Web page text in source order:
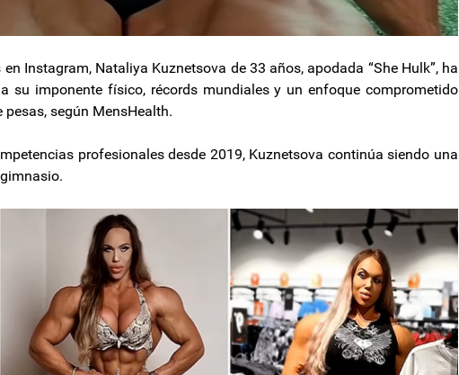
Instagram, Nataliya Kuznetsova de 33 años, apodada “She Hulk”, ha
su imponente físico, récords mundiales y un enfoque comprometido
según MensHealth.
profesionales desde 2019, Kuznetsova continúa siendo una